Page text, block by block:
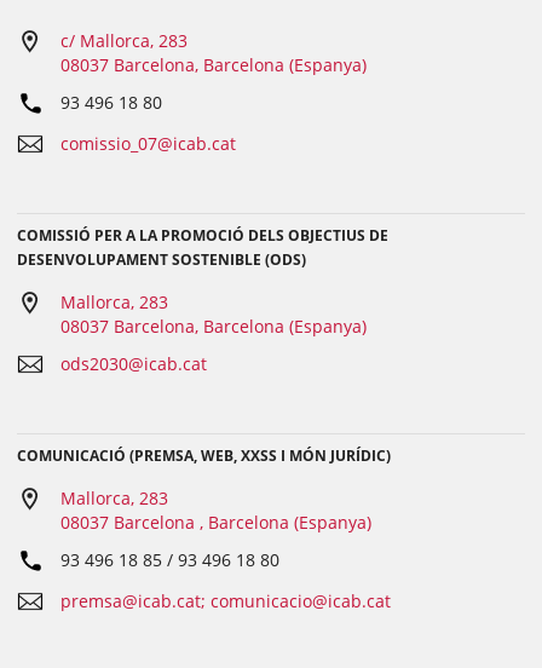
c/ Mallorca, 283
08037 Barcelona, Barcelona (Espanya)
93 496 18 80
comissio_07@icab.cat
COMISSIÓ PER A LA PROMOCIÓ DELS OBJECTIUS DE
DESENVOLUPAMENT SOSTENIBLE (ODS)
Mallorca, 283
08037 Barcelona, Barcelona (Espanya)
ods2030@icab.cat
COMUNICACIÓ (PREMSA, WEB, XXSS I MÓN JURÍDIC)
Mallorca, 283
08037 Barcelona , Barcelona (Espanya)
93 496 18 85 / 93 496 18 80
premsa@icab.cat; comunicacio@icab.cat